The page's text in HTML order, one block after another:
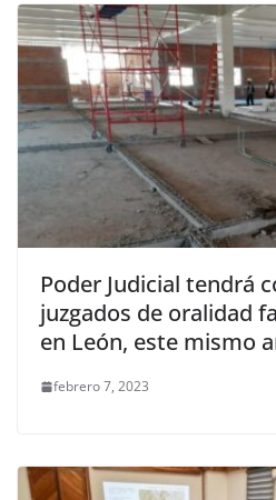
Poder Judicial tendrá
juzgados de oralidad
en León, este mismo
febrero 7, 2023